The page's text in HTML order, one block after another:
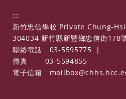
:::
新竹忠信學校 Private Chung-
304034 新竹縣新豐鄉忠信街178
聯絡電話
03-5595775
|
傳真
03-5594855
電子信箱